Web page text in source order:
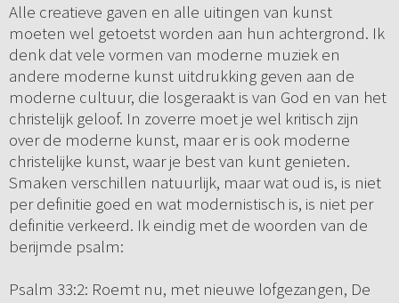
Alle creatieve gaven en alle uitingen van kunst
moeten wel getoetst worden aan hun achtergrond. Ik
denk dat vele vormen van moderne muziek en
andere moderne kunst uitdrukking geven aan de
moderne cultuur, die losgeraakt is van God en van het
christelijk geloof. In zoverre moet je wel kritisch zijn
over de moderne kunst, maar er is ook moderne
christelijke kunst, waar je best van kunt genieten.
Smaken verschillen natuurlijk, maar wat oud is, is niet
per definitie goed en wat modernistisch is, is niet per
definitie verkeerd. Ik eindig met de woorden van de
berijmde psalm:
Psalm 33:2: Roemt nu, met nieuwe lofgezangen, De